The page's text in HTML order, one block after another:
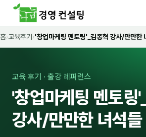
홈
🤖 AI · IT 교육
📈 마케팅 · 영업
홈›교육후기 ›'창업마케팅 멘토링'_김종혁 강사/만만한
교육 후기 · 출강 레퍼런스
'창업마케팅 멘토링
강사/만만한 녀석들